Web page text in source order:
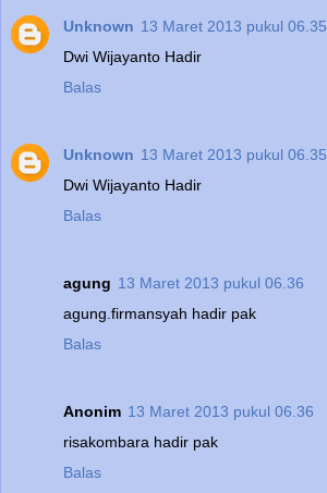
Unknown 13 Maret 2013 pukul 06.35
Dwi Wijayanto Hadir
Balas
Unknown 13 Maret 2013 pukul 06.35
Dwi Wijayanto Hadir
Balas
agung 13 Maret 2013 pukul 06.36
agung.firmansyah hadir pak
Balas
Anonim 13 Maret 2013 pukul 06.36
risakombara hadir pak
Balas